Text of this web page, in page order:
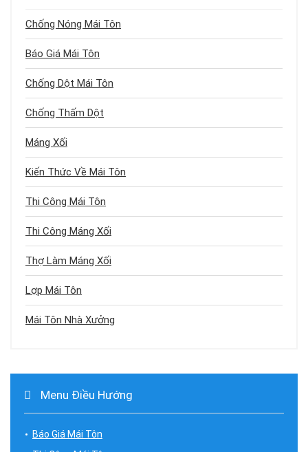
Chống Nóng Mái Tôn
Báo Giá Mái Tôn
Chống Dột Mái Tôn
Chống Thấm Dột
Máng Xối
Kiến Thức Về Mái Tôn
Thi Công Mái Tôn
Thi Công Máng Xối
Thợ Làm Máng Xối
Lợp Mái Tôn
Mái Tôn Nhà Xưởng
Menu Điều Hướng
Báo Giá Mái Tôn